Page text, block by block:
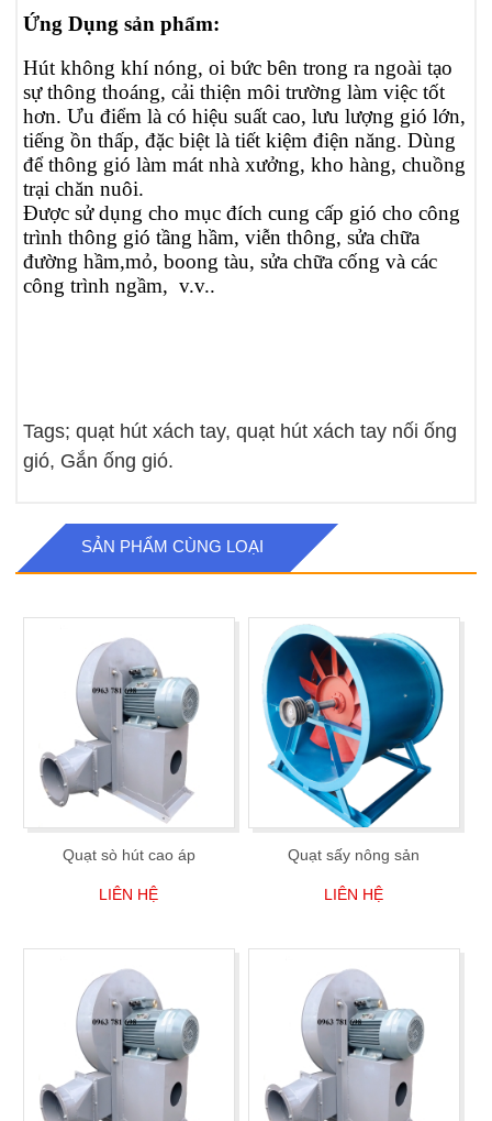
Ứng Dụng sản phẩm:
Hút không khí nóng, oi bức bên trong ra ngoài tạo
sự thông thoáng, cải thiện môi trường làm việc tốt
hơn. Ưu điểm là có hiệu suất cao, lưu lượng gió lớn,
tiếng ồn thấp, đặc biệt là tiết kiệm điện năng. Dùng
để thông gió làm mát nhà xưởng, kho hàng, chuồng
trại chăn nuôi.
Được sử dụng cho mục đích cung cấp gió cho công
trình thông gió tầng hầm, viễn thông, sửa chữa
đường hầm,mỏ, boong tàu, sửa chữa cống và các
công trình ngầm, v.v..
Tags; quạt hút xách tay, quạt hút xách tay nối ống
gió, Gắn ống gió.
SẢN PHẨM CÙNG LOẠI
Quạt sò hút cao áp
LIÊN HỆ
Quạt sấy nông sản
LIÊN HỆ